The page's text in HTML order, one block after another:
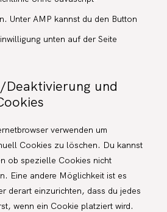
Unter AMP kannst du den Button
unten auf der Seite
und
verwenden um
Cookies zu löschen. Du kannst
ob spezielle Cookies nicht
Eine andere Möglichkeit ist es
derart einzurichten, dass du jedes
wenn ein Cookie platziert wird.